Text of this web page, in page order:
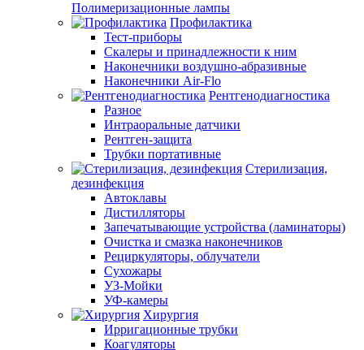
Полимеризационные лампы
Профилактика
Тест-приборы
Скалеры и принадлежности к ним
Наконечники воздушно-абразивные
Наконечники Air-Flo
Рентгенодиагностика
Разное
Интраоральные датчики
Рентген-защита
Трубки портативные
Стерилизация,
дезинфекция
Автоклавы
Дистилляторы
Запечатывающие устройства (ламинаторы)
Очистка и смазка наконечников
Рециркуляторы, облучатели
Сухожары
УЗ-Мойки
УФ-камеры
Хирургия
Ирригационные трубки
Коагуляторы